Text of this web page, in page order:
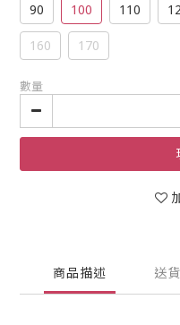
90 100 110
160 170
數量
商品描述 送